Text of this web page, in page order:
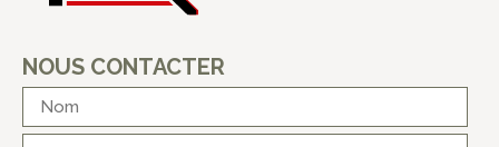
NOUS CONTACTER